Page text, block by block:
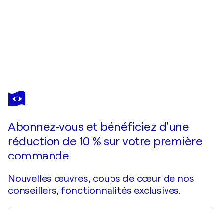
JASON LINCOLN JEFFERS
butterfly 55
Abonnez-vous et bénéficiez d’une
réduction de 10 % sur votre première
commande
Nouvelles œuvres, coups de cœur de nos
conseillers, fonctionnalités exclusives.